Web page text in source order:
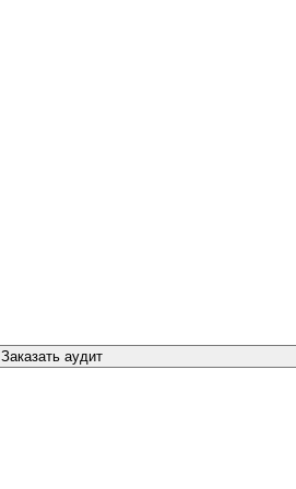
Заказать аудит